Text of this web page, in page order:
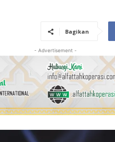
Bagikan
- Advertisement -